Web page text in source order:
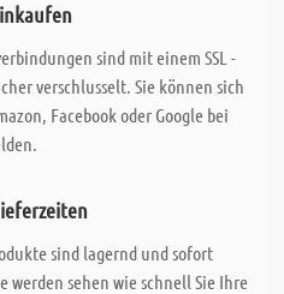
sind mit einem SSL -
verschlusselt. Sie können sich
Facebook oder Google bei
sind lagernd und sofort
werden sehen wie schnell Sie Ihre